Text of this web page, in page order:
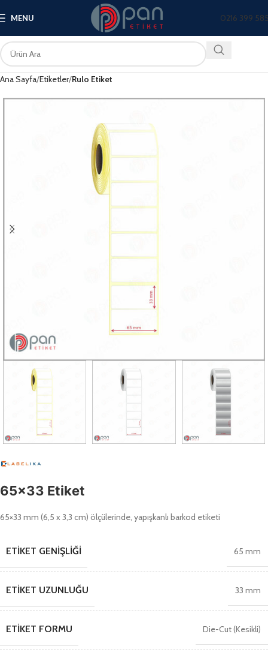
MENU 0216 399
Ana Sayfa Etiketler Rulo Etiket
65×33 Etiket
65×33 mm (6,5 x 3,3 cm) ölçülerinde, yapışkanlı barkod etiketi
ETIKET GENIŞLIĞI 65 mm
ETIKET UZUNLUĞU 33 mm
ETIKET FORMU Die-Cut (Kesikli)